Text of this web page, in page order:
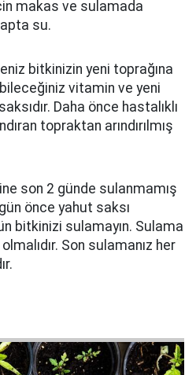
makas ve sulamada
su.
bitkinizin yeni toprağına
vitamin ve yeni
Daha önce hastalıklı
topraktan arındırılmış
son 2 günde sulanmamış
önce yahut saksı
bitkinizi sulamayın. Sulama
Son sulamanız her